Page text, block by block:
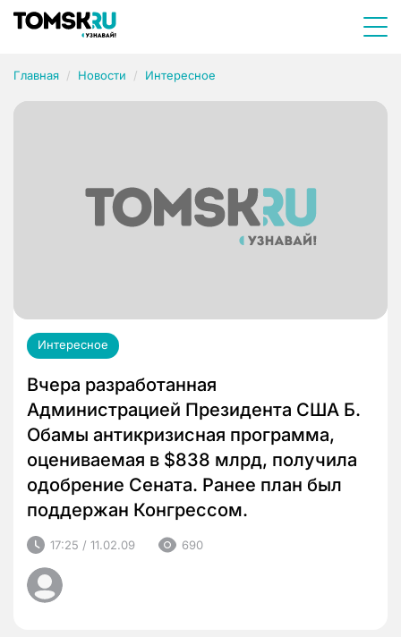
Главная Новости Интересное
Интересное
Вчера разработанная
Администрацией Президента США Б.
Обамы антикризисная программа,
оцениваемая в $838 млрд, получила
одобрение Сената. Ранее план был
поддержан Конгрессом.
17:25 / 11.02.09 690